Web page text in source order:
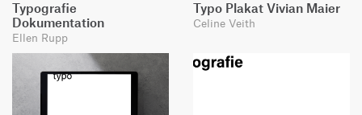
Typografie
Dokumentation
Ellen Rupp
Typo Plakat Vivian Maier
Celine Veith